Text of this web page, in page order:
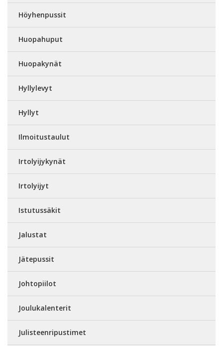
Höyhenpussit
Huopahuput
Huopakynät
Hyllylevyt
Hyllyt
Ilmoitustaulut
Irtolyijykynät
Irtolyijyt
Istutussäkit
Jalustat
Jätepussit
Johtopiilot
Joulukalenterit
Julisteenripustimet